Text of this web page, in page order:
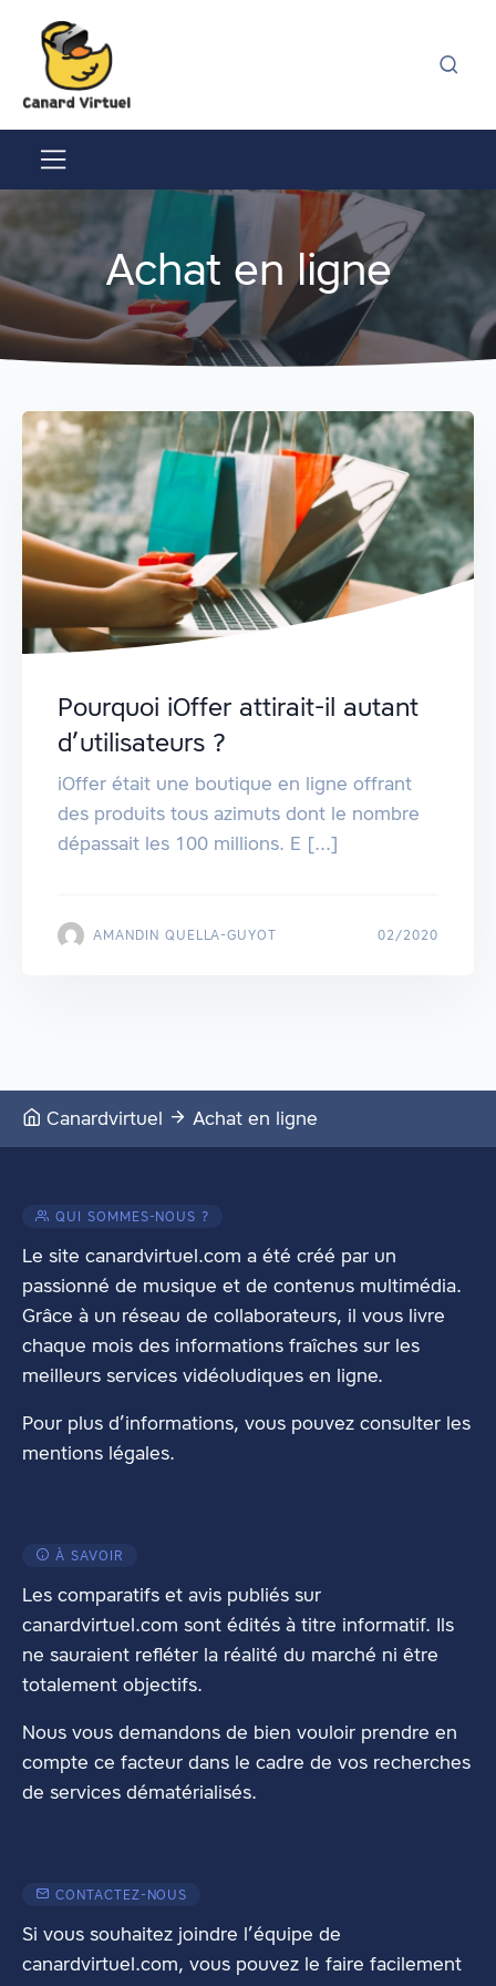
Achat en ligne
Pourquoi iOffer attirait-il autant
d’utilisateurs ?
iOffer était une boutique en ligne offrant
des produits tous azimuts dont le nombre
dépassait les 100 millions. E [...]
AMANDIN QUELLA-GUYOT 02/2020
Canardvirtuel Achat en ligne
QUI SOMMES-NOUS ?
Le site canardvirtuel.com a été créé par un
passionné de musique et de contenus multimédia.
Grâce à un réseau de collaborateurs, il vous livre
chaque mois des informations fraîches sur les
meilleurs services vidéoludiques en ligne.
Pour plus d’informations, vous pouvez consulter les
mentions légales.
À SAVOIR
Les comparatifs et avis publiés sur
canardvirtuel.com sont édités à titre informatif. Ils
ne sauraient refléter la réalité du marché ni être
totalement objectifs.
Nous vous demandons de bien vouloir prendre en
compte ce facteur dans le cadre de vos recherches
de services dématérialisés.
CONTACTEZ-NOUS
Si vous souhaitez joindre l’équipe de
canardvirtuel.com, vous pouvez le faire facilement